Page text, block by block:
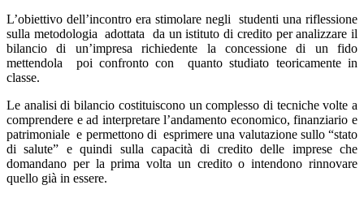
L’obiettivo dell’incontro era stimolare negli
studenti una riflessione
sulla metodologia
adottata
da un istituto di credito per analizzare il
bilancio di un’impresa richiedente la concessione di un fido
mettendola
poi confronto con
quanto studiato teoricamente in
classe.
Le analisi di bilancio costituiscono un complesso di tecniche volte a
comprendere e ad interpretare l’andamento economico, finanziario e
patrimoniale e permettono di esprimere una valutazione sullo “stato
di salute” e quindi sulla capacità di credito delle imprese che
domandano per la prima volta un credito o intendono rinnovare
quello già in essere.